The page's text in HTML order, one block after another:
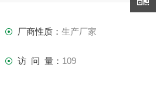
厂商性质： 生产厂家
访 问 量： 109